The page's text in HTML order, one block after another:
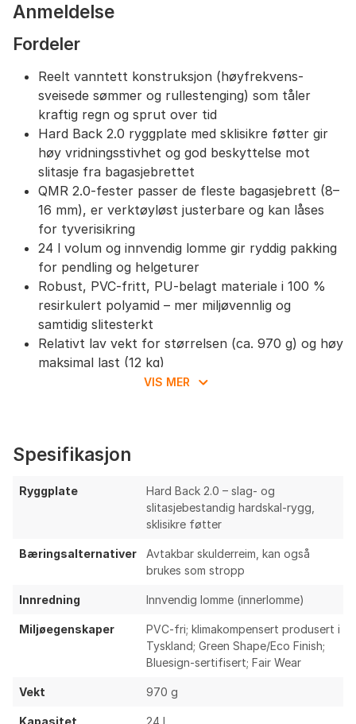
Anmeldelse
Fordeler
Reelt vanntett konstruksjon (høyfrekvens-
sveisede sømmer og rullestenging) som tåler
kraftig regn og sprut over tid
Hard Back 2.0 ryggplate med sklisikre føtter gir
høy vridningsstivhet og god beskyttelse mot
slitasje fra bagasjebrettet
QMR 2.0-fester passer de fleste bagasjebrett (8–
16 mm), er verktøyløst justerbare og kan låses
for tyverisikring
24 l volum og innvendig lomme gir ryddig pakking
for pendling og helgeturer
Robust, PVC-fritt, PU-belagt materiale i 100 %
resirkulert polyamid – mer miljøvennlig og
samtidig slitesterkt
Relativt lav vekt for størrelsen (ca. 970 g) og høy
maksimal last (12 kg)
Refleksdetaljer øker synlighet i mørke forhold,
Wear) og 5 års garanti
Ting å vurdere
Deluxe-versjonen er normalt litt tyngre enn
samme volum
QMR 2.0 kan oppleves som noe mer «fiddly» å
finjustere enn enkelte hurtigutløsere fra
tett mot rørdiameteren
Én stor hovedsekk uten utvendige lommer;
Skulderstropp er funksjonell, men mindre
komfortabel ved lengre bæring til fots
VIS MER
Spesifikasjon
Ryggplate
Hard Back 2.0 – slag- og
slitasjebestandig hardskal-rygg,
sklisikre føtter
Bæringsalternativer
Avtakbar skulderreim, kan også
brukes som stropp
Innredning Innvendig lomme (innerlomme)
Miljøegenskaper
PVC-fri; klimakompensert produsert i
Tyskland; Green Shape/Eco Finish;
Bluesign-sertifisert; Fair Wear
Vekt 970 g
Kapasitet 24 l